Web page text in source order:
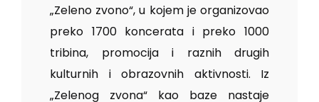
„Zeleno zvono“, u kojem je organizovao
preko 1700 koncerata i preko 1000
tribina, promocija i raznih drugih
kulturnih i obrazovnih aktivnosti. Iz
„Zelenog zvona“ kao baze nastaje